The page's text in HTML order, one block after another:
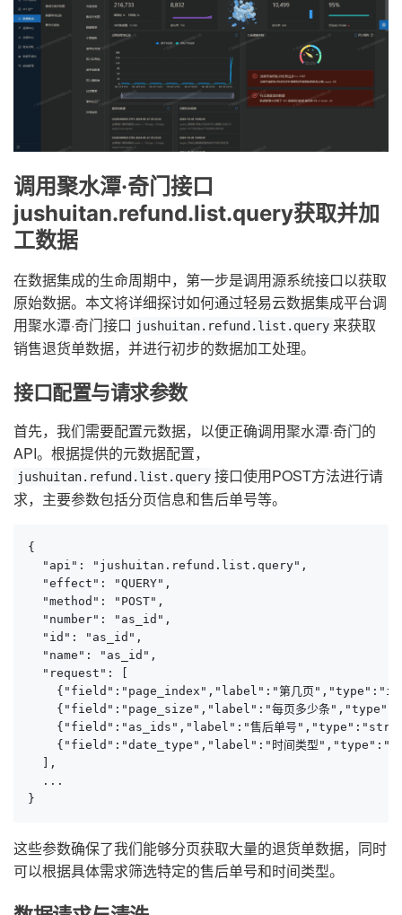
调用聚水潭·奇门接口
jushuitan.refund.list.query获取并加
工数据
在数据集成的生命周期中，第一步是调用源系统接口以获取
原始数据。本文将详细探讨如何通过轻易云数据集成平台调
用聚水潭·奇门接口 jushuitan.refund.list.query 来获取
销售退货单数据，并进行初步的数据加工处理。
接口配置与请求参数
首先，我们需要配置元数据，以便正确调用聚水潭·奇门的
API。根据提供的元数据配置，
jushuitan.refund.list.query 接口使用POST方法进行请
求，主要参数包括分页信息和售后单号等。
{
  "api": "jushuitan.refund.list.query",
  "effect": "QUERY",
  "method": "POST",
  "number": "as_id",
  "id": "as_id",
  "name": "as_id",
  "request": [
{"field":"page_index","label":"第几页
{"field":"page_size","label":"每页多少条
{"field":"as_ids","label":"售后单号
{"field":"date_type","label":"时间类型
  ],
  ...
}
这些参数确保了我们能够分页获取大量的退货单数据，同时
可以根据具体需求筛选特定的售后单号和时间类型。